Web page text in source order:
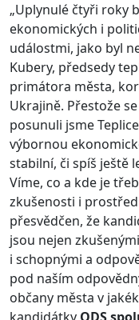
„Uplynulé čtyři roky
ekonomických i
událostmi, jako byl
Kubery, předsedy
primátora města,
Ukrajině. Přestože
posunuli jsme
výbornou
stabilní, či spíš ještě
Víme, co a kde je
zkušenosti i
přesvědčen, že
jsou nejen
i schopnými a
pod naším
občany města v